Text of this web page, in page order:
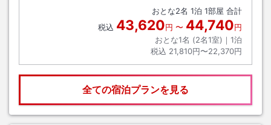
おとな2名 1泊 1部屋 合計
税込 43,620円 〜 44,740円
おとな1名 (2名1室)｜ 1泊
税込 21,810円〜22,370円
全ての宿泊プランを見る